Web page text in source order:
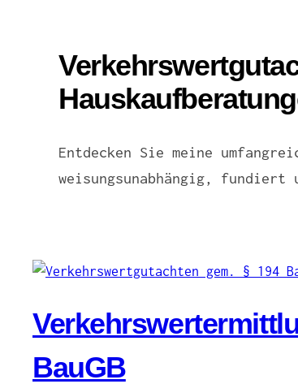
Entdecken Sie meine
weisungsunabhängig, fundiert
BauGB